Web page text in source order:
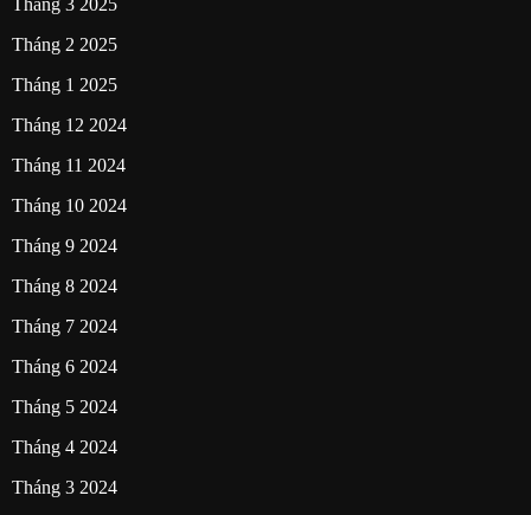
Tháng 2 2025
Tháng 1 2025
Tháng 12 2024
Tháng 11 2024
Tháng 10 2024
Tháng 9 2024
Tháng 8 2024
Tháng 7 2024
Tháng 6 2024
Tháng 5 2024
Tháng 4 2024
Tháng 3 2024